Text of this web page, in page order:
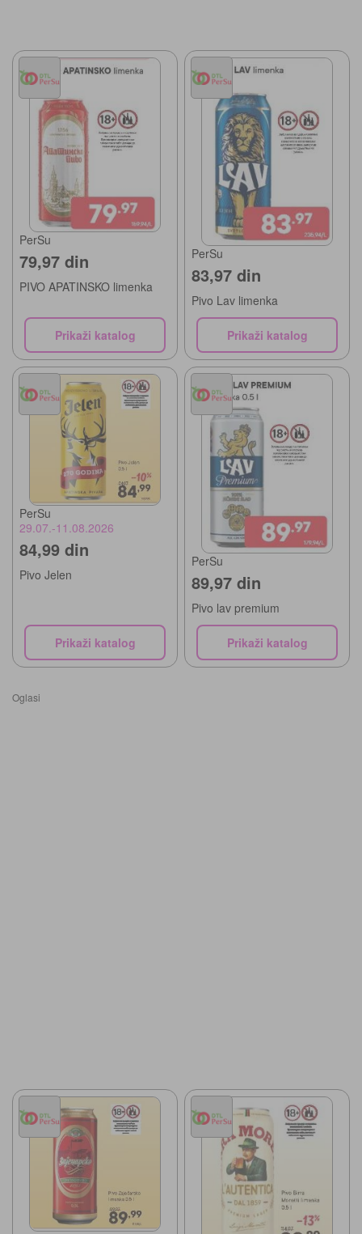
PerSu
79,97 din
PIVO APATINSKO limenka
Prikaži katalog
PerSu
83,97 din
Pivo Lav limenka
Prikaži katalog
PerSu
29.07.-11.08.2026
84,99 din
Pivo Jelen
Prikaži katalog
PerSu
89,97 din
Pivo lav premium
Prikaži katalog
Oglasi